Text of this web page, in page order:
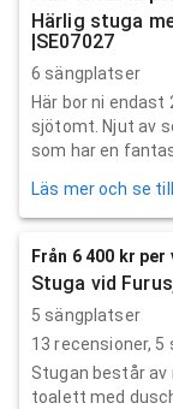
Härlig stuga
|SE07027
6 sängplatser
Här bor ni endast
sjötomt. Njut av
som har en
Läs mer och se
Från 6 400 kr per
Stuga vid
5 sängplatser
13 recensioner, 5
Stugan består av
toalett med